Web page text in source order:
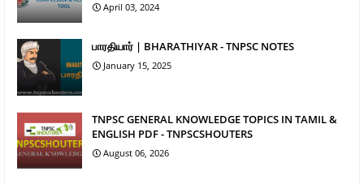
April 03, 2024
பாரதியார் | BHARATHIYAR - TNPSC NOTES
January 15, 2025
TNPSC GENERAL KNOWLEDGE TOPICS IN TAMIL &
ENGLISH PDF - TNPSCSHOUTERS
August 06, 2026